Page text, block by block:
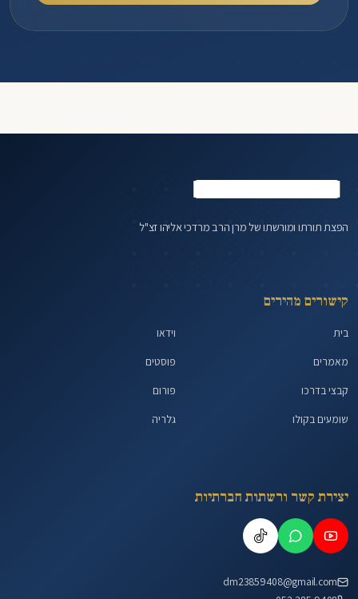
הפצת תורתו ומורשתו של מרן הרב מרדכי אליהו זצ"ל
קישורים מהירים
בית
וידאו
מאמרים
פוסטים
קבצי בדרכו
פורום
שומעים בקולו
גלריה
יצירת קשר ורשתות חברתיות
dm23859408@gmail.com